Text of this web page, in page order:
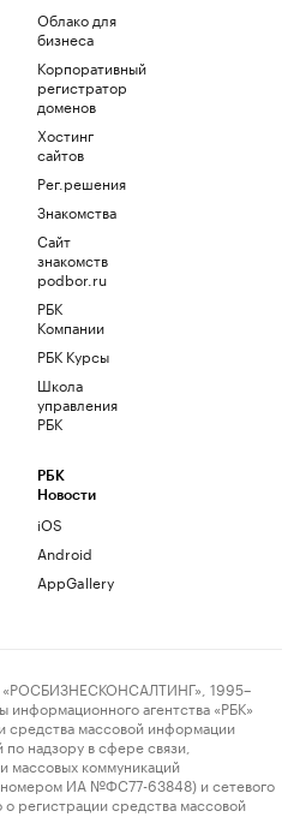
Облако для
бизнеса
Корпоративный
регистратор
доменов
Хостинг
сайтов
Рег.решения
Знакомства
Сайт
знакомств
podbor.ru
РБК
Компании
РБК Курсы
Школа
управления
РБК
РБК
Новости
iOS
Android
AppGallery
1995–
агентства «РБК»
средства массовой информации
надзору в сфере связи,
массовых коммуникаций
номером ИА №ФС77-63848) и сетевого
о регистрации средства массовой